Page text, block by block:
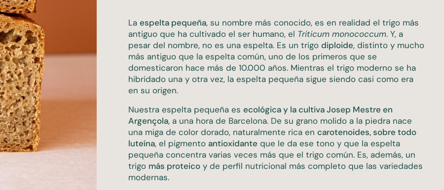
La espelta pequeña, su nombre más conocido, es en realidad el trigo más
antiguo que ha cultivado el ser humano, el Triticum monococcum. Y, a
pesar del nombre, no es una espelta. Es un trigo diploide, distinto y mucho
más antiguo que la espelta común, uno de los primeros que se
domesticaron hace más de 10.000 años. Mientras el trigo moderno se ha
hibridado una y otra vez, la espelta pequeña sigue siendo casi como era
en su origen.
Nuestra espelta pequeña es ecológica y la cultiva Josep Mestre en
Argençola, a una hora de Barcelona. De su grano molido a la piedra nace
una miga de color dorado, naturalmente rica en carotenoides, sobre todo
luteína, el pigmento antioxidante que le da ese tono y que la espelta
pequeña concentra varias veces más que el trigo común. Es, además, un
trigo más proteico y de perfil nutricional más completo que las variedades
modernas.